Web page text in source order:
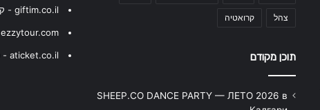
צהל קרואטיה
תוכן מקודם
SHEEP.CO DANCE PARTY — ЛЕТО 2026 в
giftim.co.il - קניות באינטרנט
ezzytour.com - חופשות בארץ ובעולם
aticket.co.il - כרטיסים להופעות